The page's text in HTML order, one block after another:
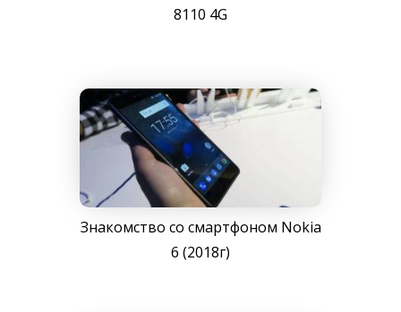
8110 4G
Знакомство со смартфоном Nokia
6 (2018г)